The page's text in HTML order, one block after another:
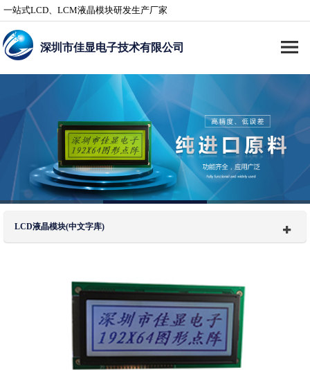
一站式LCD、LCM液晶模块研发生产厂家
深圳市佳显电子技术有限公司
LCD液晶模块(中文字库)